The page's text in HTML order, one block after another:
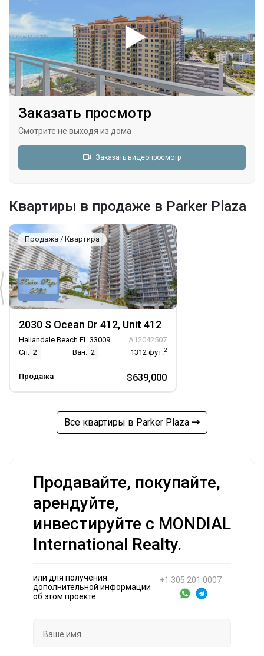
Заказать просмотр
Смотрите не выходя из дома
Заказать видеопросмотр
Квартиры в продаже в Parker Plaza
Продажа / Квартира
2030 S Ocean Dr 412, Unit 412
Hallandale Beach FL 33009
A12042507
Сп. 2 Ван. 2 1312 фут.2
Продажа $639,000
Все квартиры в Parker Plaza
Продавайте, покупайте,
арендуйте,
инвестируйте с MONDIAL
International Realty.
или для получения
дополнительной информации
об этом проекте.
+1 305 201 0007